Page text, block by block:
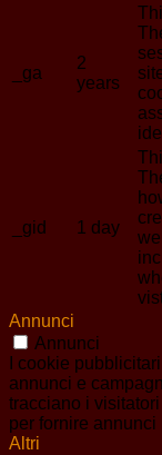
_ga
2
years
_gid 1 day
Annunci
Annunci
I cookie
annunci e
tracciano i
per fornire
Altri